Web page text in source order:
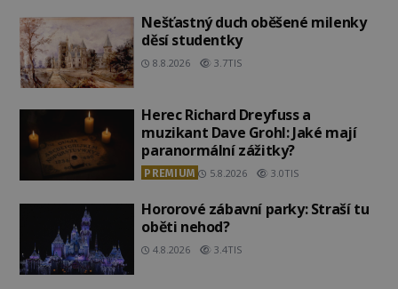
Nešťastný duch oběšené milenky
děsí studentky
8.8.2026 3.7TIS
Herec Richard Dreyfuss a
muzikant Dave Grohl: Jaké mají
paranormální zážitky?
PREMIUM 5.8.2026 3.0TIS
Hororové zábavní parky: Straší tu
oběti nehod?
4.8.2026 3.4TIS